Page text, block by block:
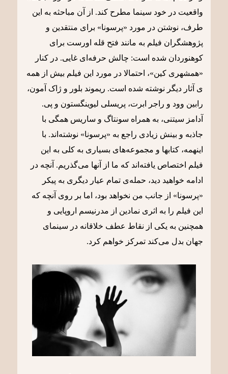
واقعیت در خود سینما مطرح کند. از آن مباحثه به این
طرف، نوشتن در مورد «پرسونا» برای منتقدین و
پژوهشگران فیلم به مانند فتح قله اورست برای
کوهنوردان شده است: چالش حرفه‌ای غایی. در کنار
«همشهری کین»، احتمالا در مورد این فیلم بیش از همه
ی آثار دیگر نوشته شده است. ریموند بلور و ژاک آمون،
رابین وود و راجر ابرت، پریسلی لیوینگستون و پی.
آدامز سیتنی، به همراه سونتاگ و ساریس همگی با
جاذبه و بینش زیادی راجع به «پرسونا» نوشته‌اند. با
اینهمه، کتابها و مجموعه‌های بسیاری به کلی به این
فیلم اختصاص یافته‌اند که ما از آنها می‌گذریم. آنچه در
ادامه خواهید دید، حمله‌ی تمام عیار دیگری به پیکر
«پرسونا» از جانب من نخواهد بود، اما بر روی آنچه که
این فیلم را به اثری نمادین از مدرنیسم اروپایی و
همچنین به یکی از نقاط عطف خلاقانه در سینمای
جهان بدل می‌کند تمرکز خواهم کرد.